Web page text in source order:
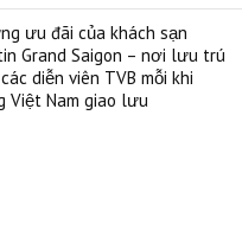
ưu đãi của khách sạn
Grand Saigon – nơi lưu trú
diễn viên TVB mỗi khi
Việt Nam giao lưu